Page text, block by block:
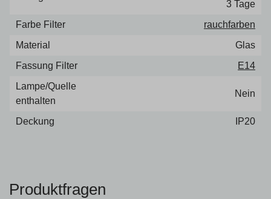
3 Tage
Farbe Filter
rauch­far­ben
Material
Glas
Fassung Filter
E14
Lampe/Quelle
enthalten
Nein
Deckung IP20
Produktfragen